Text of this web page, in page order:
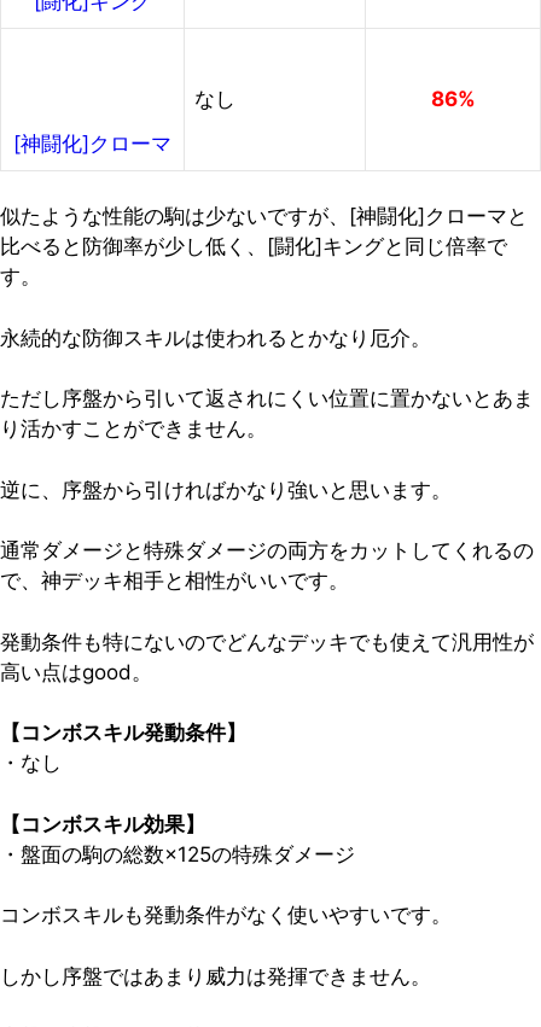
[神闘化]クローマ
なし 86%
似たような性能の駒は少ないですが、[神闘化]クローマと
比べると防御率が少し低く、[闘化]キングと同じ倍率で
す。
永続的な防御スキルは使われるとかなり厄介。
ただし序盤から引いて返されにくい位置に置かないとあま
り活かすことができません。
逆に、序盤から引ければかなり強いと思います。
通常ダメージと特殊ダメージの両方をカットしてくれるの
で、神デッキ相手と相性がいいです。
発動条件も特にないのでどんなデッキでも使えて汎用性が
高い点はgood。
【コンボスキル発動条件】
・なし
【コンボスキル効果】
・盤面の駒の総数×125の特殊ダメージ
コンボスキルも発動条件がなく使いやすいです。
しかし序盤ではあまり威力は発揮できません。